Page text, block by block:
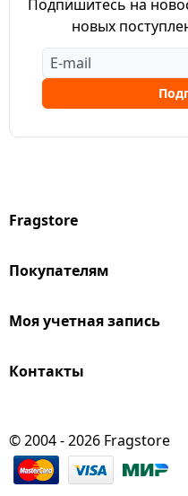
Подпишитесь на
новых
Fragstore
Покупателям
Моя учетная запись
Контакты
© 2004 - 2026 Fragstore